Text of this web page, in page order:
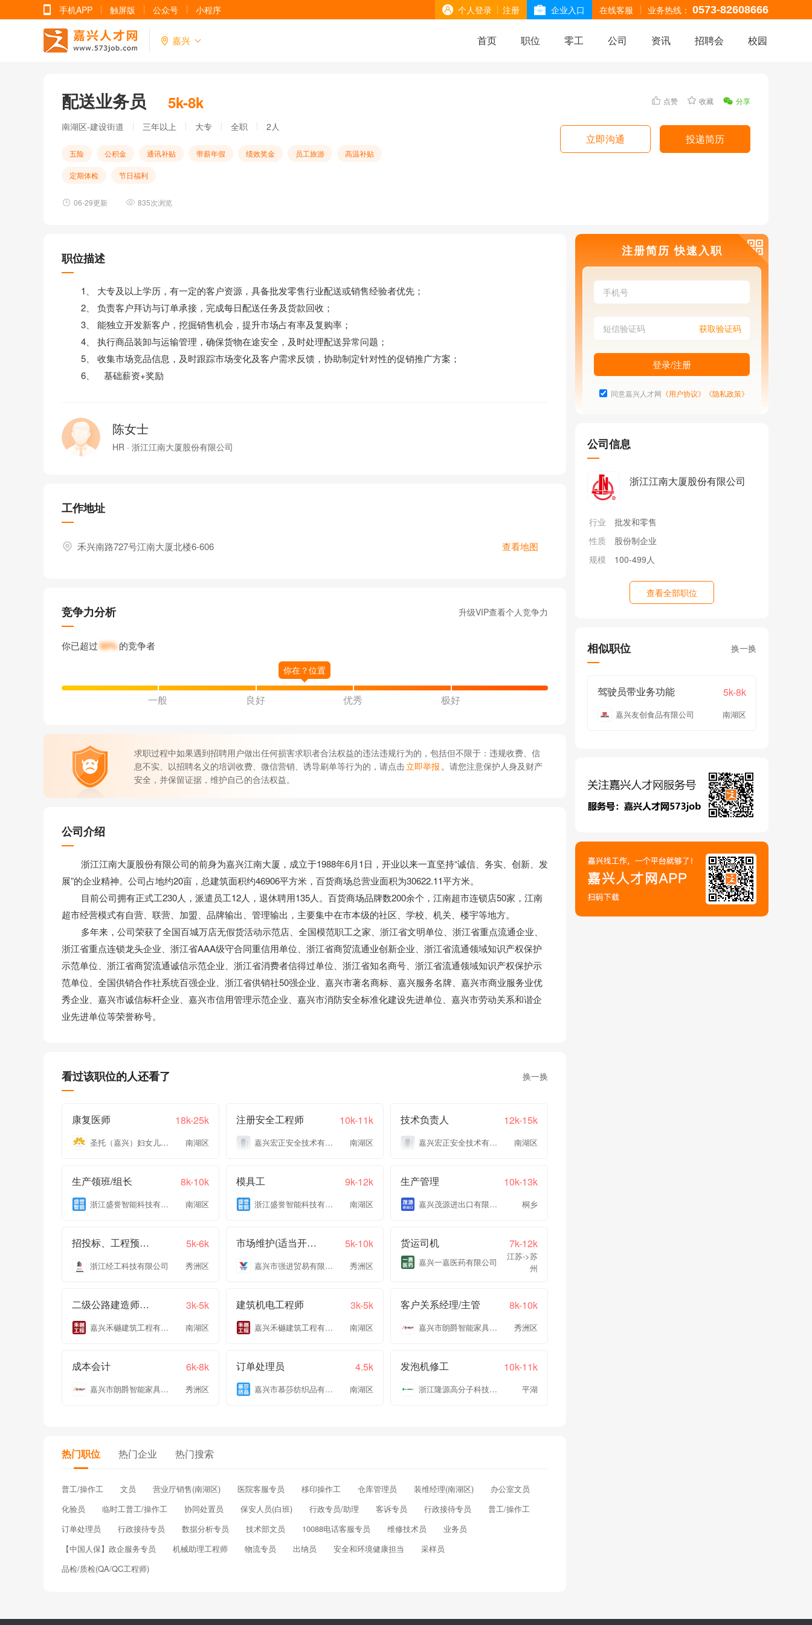
在线客服 业务热线： 0573-82608666
个人登录 注册 企业入口
手机APP 触屏版 公众号 小程序
嘉兴 首页 职位 零工 公司 资讯 招聘会 校园
配送业务员 5k-8k
南湖区-建设街道 三年以上 大专 全职 2人
五险 公积金 通讯补贴 带薪年假 绩效奖金 员工旅游 高温补贴
定期体检 节日福利
06-29更新 835次浏览
分享
收藏
点赞
投递简历
立即沟通
职位描述
1、 大专及以上学历，有一定的客户资源，具备批发零售行业配送或销售经验者优先；
2、 负责客户拜访与订单承接，完成每日配送任务及货款回收；
3、 能独立开发新客户，挖掘销售机会，提升市场占有率及复购率；
4、 执行商品装卸与运输管理，确保货物在途安全，及时处理配送异常问题；
5、 收集市场竞品信息，及时跟踪市场变化及客户需求反馈，协助制定针对性的促销推广方案；
6、 基础薪资+奖励
陈女士
HR · 浙江江南大厦股份有限公司
工作地址
禾兴南路727号江南大厦北楼6-606 查看地图
竞争力分析 升级VIP查看个人竞争力
你已超过50%的竞争者
一般 良好 优秀 极好
求职过程中如果遇到招聘用户做出任何损害求职者合法权益的违法违规行为的，包括但不限于：违规收费、信
息不实、以招聘名义的培训收费、微信营销、诱导刷单等行为的，请点击立即举报 。请您注意保护人身及财产
安全，并保留证据，维护自己的合法权益。
公司介绍
浙江江南大厦股份有限公司的前身为嘉兴江南大厦，成立于1988年6月1日，开业以来一直坚持“诚信、务实、创新、发
展”的企业精神。公司占地约20亩，总建筑面积约46906平方米，百货商场总营业面积为30622.11平方米。
目前公司拥有正式工230人，派遣员工12人，退休聘用135人。百货商场品牌数200余个，江南超市连锁店50家，江南
超市经营模式有自营、联营、加盟、品牌输出、管理输出，主要集中在市本级的社区、学校、机关、楼宇等地方。
多年来，公司荣获了全国百城万店无假货活动示范店、全国模范职工之家、浙江省文明单位、浙江省重点流通企业、
浙江省重点连锁龙头企业、浙江省AAA级守合同重信用单位、浙江省商贸流通业创新企业、浙江省流通领域知识产权保护
示范单位、浙江省商贸流通诚信示范企业、浙江省消费者信得过单位、浙江省知名商号、浙江省流通领域知识产权保护示
范单位、全国供销合作社系统百强企业、浙江省供销社50强企业、嘉兴市著名商标、嘉兴服务名牌、嘉兴市商业服务业优
秀企业、嘉兴市诚信标杆企业、嘉兴市信用管理示范企业、嘉兴市消防安全标准化建设先进单位、嘉兴市劳动关系和谐企
业先进单位等荣誉称号。
看过该职位的人还看了 换一换
康复医师 18k-25k
圣托（嘉兴）妇女儿童医院有限公司 南湖区
注册安全工程师 10k-11k
嘉兴宏正安全技术有限公司 南湖区
技术负责人 12k-15k
嘉兴宏正安全技术有限公司 南湖区
生产领班/组长 8k-10k
浙江盛誉智能科技有限公司 南湖区
模具工 9k-12k
浙江盛誉智能科技有限公司 南湖区
生产管理 10k-13k
嘉兴茂源进出口有限公司 桐乡
招投标、工程预结算 5k-6k
浙江经工科技有限公司 秀洲区
市场维护(适当开发+维护+带点配送) 5k-10k
嘉兴市强进贸易有限公司 秀洲区
货运司机 7k-12k
嘉兴一嘉医药有限公司
江苏->苏
州
二级公路建造师带公路职称 3k-5k
嘉兴禾樾建筑工程有限公司 南湖区
建筑机电工程师 3k-5k
嘉兴禾樾建筑工程有限公司 南湖区
客户关系经理/主管 8k-10k
嘉兴市朗爵智能家具有限公司 秀洲区
成本会计 6k-8k
嘉兴市朗爵智能家具有限公司 秀洲区
订单处理员 4.5k
嘉兴市慕莎纺织品有限公司 南湖区
发泡机修工 10k-11k
浙江隆源高分子科技有限公司 平湖
热门职位 热门企业 热门搜索
普工/操作工 文员 营业厅销售(南湖区) 医院客服专员 移印操作工 仓库管理员 装维经理(南湖区)
办公室文员
化验员
临时工普工/操作工 协同处置员 保安人员(白班) 行政专员/助理 客诉专员 行政接待专员
普工/操作工
订单处理员
行政接待专员 数据分析专员 技术部文员 10088电话客服专员 维修技术员
业务员
【中国人保】政企服务专员
机械助理工程师 物流专员 出纳员 安全和环境健康担当
采样员
品检/质检(QA/QC工程师)
注册简历 快速入职
同意嘉兴人才网 《用户协议》 《隐私政策》
公司信息
浙江江南大厦股份有限公司
行业
批发和零售
性质
股份制企业
规模
100-499人
查看全部职位
相似职位 换一换
驾驶员带业务功能 5k-8k
嘉兴友创食品有限公司 南湖区